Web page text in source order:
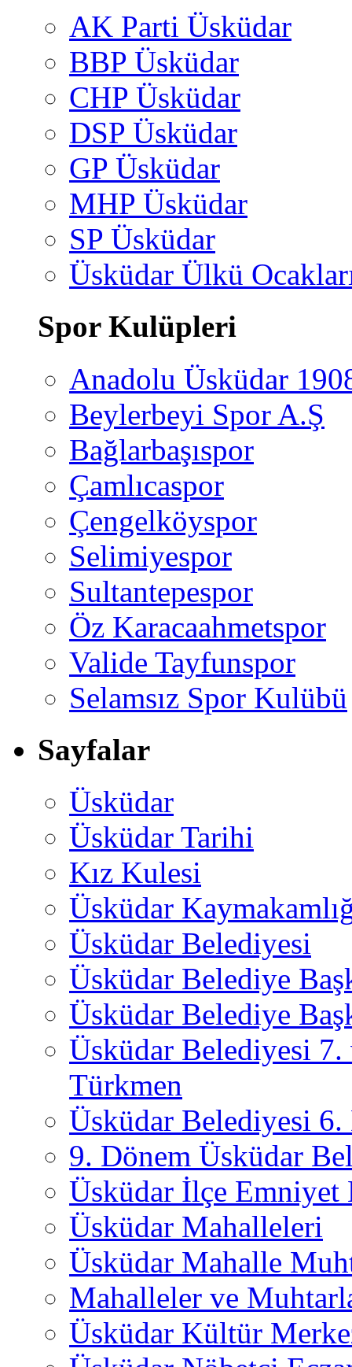
AK Parti Üsküdar
BBP Üsküdar
CHP Üsküdar
DSP Üsküdar
GP Üsküdar
MHP Üsküdar
SP Üsküdar
Üsküdar Ülkü
Spor Kulüpleri
Anadolu Üsküdar
Beylerbeyi Spor A.Ş
Bağlarbaşıspor
Çamlıcaspor
Çengelköyspor
Selimiyespor
Sultantepespor
Öz Karacaahmetspor
Valide Tayfunspor
Selamsız Spor Kulübü
Sayfalar
Üsküdar
Üsküdar Tarihi
Kız Kulesi
Üsküdar
Üsküdar Belediyesi
Üsküdar Belediye
Üsküdar Belediye
Üsküdar Belediyesi
Türkmen
Üsküdar Belediyesi 6.
9. Dönem Üsküdar
Üsküdar İlçe
Üsküdar Mahalleleri
Üsküdar Mahalle
Mahalleler ve
Üsküdar Kültür